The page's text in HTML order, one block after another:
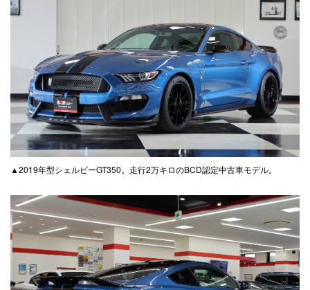
▲2019年型シェルビーGT350。走行2万キロのBCD認定中古車モデル。